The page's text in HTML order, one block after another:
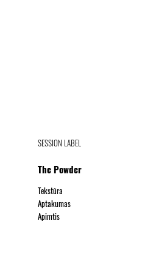
SESSION LABEL
The Powder
Tekstūra
Aptakumas
Apimtis